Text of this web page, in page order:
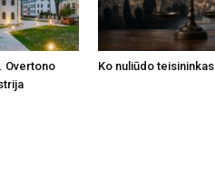
Overtono
Ko nuliūdo teisininkas